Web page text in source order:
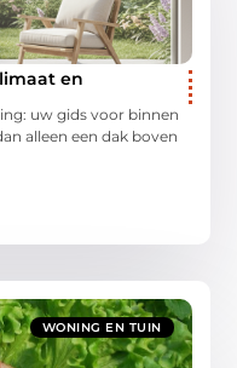
en
uw gids voor binnen
alleen een dak boven
WONING EN TUIN